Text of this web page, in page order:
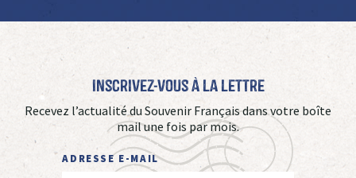
Inscrivez-vous à La Lettre
Recevez l’actualité du Souvenir Français dans votre boîte
mail une fois par mois.
ADRESSE E-MAIL